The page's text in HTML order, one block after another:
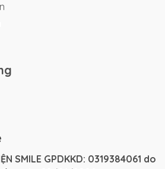
SMILE GPDKKD: 0319384061 do